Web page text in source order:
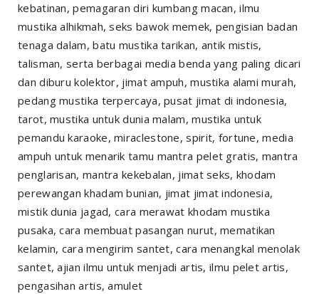
kebatinan, pemagaran diri kumbang macan, ilmu
mustika alhikmah, seks bawok memek, pengisian badan
tenaga dalam, batu mustika tarikan, antik mistis,
talisman, serta berbagai media benda yang paling dicari
dan diburu kolektor, jimat ampuh, mustika alami murah,
pedang mustika terpercaya, pusat jimat di indonesia,
tarot, mustika untuk dunia malam, mustika untuk
pemandu karaoke, miraclestone, spirit, fortune, media
ampuh untuk menarik tamu mantra pelet gratis, mantra
penglarisan, mantra kekebalan, jimat seks, khodam
perewangan khadam bunian, jimat jimat indonesia,
mistik dunia jagad, cara merawat khodam mustika
pusaka, cara membuat pasangan nurut, mematikan
kelamin, cara mengirim santet, cara menangkal menolak
santet, ajian ilmu untuk menjadi artis, ilmu pelet artis,
pengasihan artis, amulet